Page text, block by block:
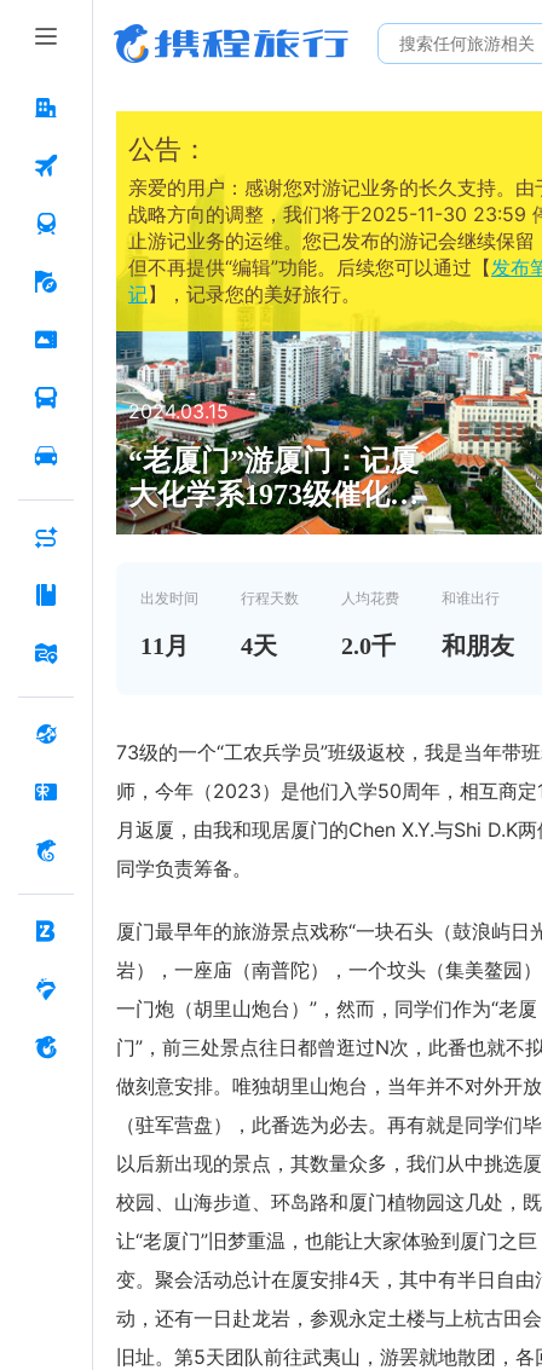
公告：
亲爱的用户：感谢您对游记业务的长久支持。由
战略方向的调整，我们将于2025-11-30 23:59
止游记业务的运维。您已发布的游记会继续保留
但不再提供“编辑”功能。后续您可以通过【发布
记】，记录您的美好旅行。
2024.03.15
“老厦门”游厦门：记厦
大化学系1973级催化班
返校聚会
出发时间
11 月
行程天数
4天
人均花费
2.0千
和谁出行
和朋友
73级的一个“工农兵学员”班级返校，我是当年带
师，今年（2023）是他们入学50周年，相互商定
月返厦，由我和现居厦门的Chen X.Y.与Shi D.K两
同学负责筹备。
厦门最早年的旅游景点戏称“一块石头（鼓浪屿日
岩），一座庙（南普陀），一个坟头（集美鳌园
一门炮（胡里山炮台）”，然而，同学们作为“老厦
门”，前三处景点往日都曾逛过N次，此番也就不
做刻意安排。唯独胡里山炮台，当年并不对外开放
（驻军营盘），此番选为必去。再有就是同学们
以后新出现的景点，其数量众多，我们从中挑选
校园、山海步道、环岛路和厦门植物园这几处，
让“老厦门”旧梦重温，也能让大家体验到厦门之巨
变。聚会活动总计在厦安排4天，其中有半日自由
动，还有一日赴龙岩，参观永定土楼与上杭古田
旧址。第5天团队前往武夷山，游罢就地散团，各